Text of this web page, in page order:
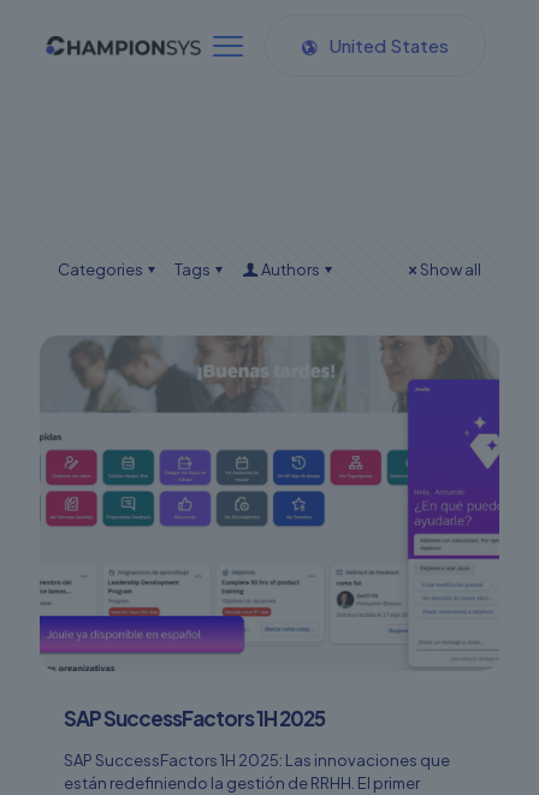
United States
Categories Tags Authors Show all
SAP SuccessFactors 1H 2025
SAP SuccessFactors 1H 2025: Las innovaciones que
están redefiniendo la gestión de RRHH. El primer